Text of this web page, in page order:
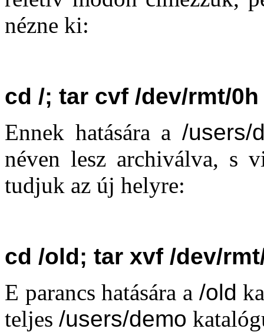
nézne ki:
cd /; tar cvf /dev/rmt/0h
Ennek hatására a /users/
néven lesz archiválva, s
tudjuk az új helyre:
cd /old; tar xvf /dev/
E parancs hatására a /old
teljes /users/demo